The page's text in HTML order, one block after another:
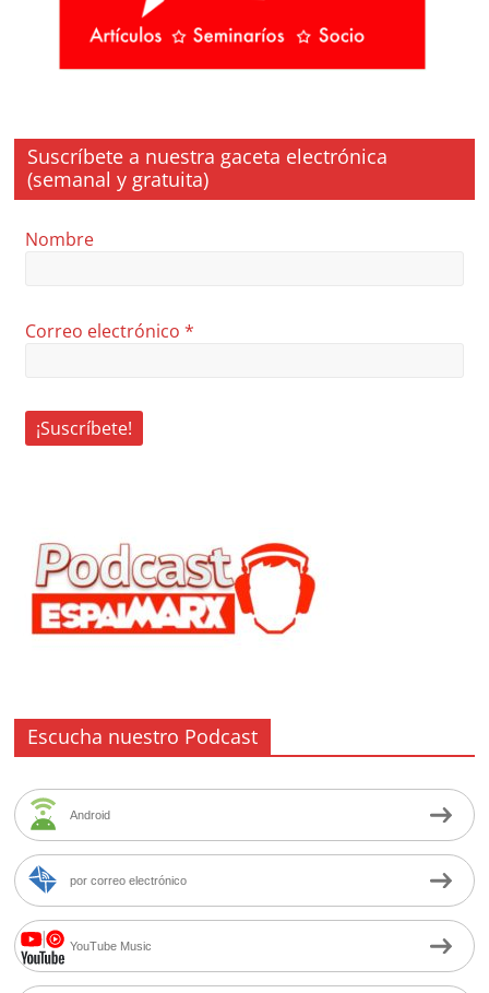
Suscríbete a nuestra gaceta electrónica
(semanal y gratuita)
Nombre
Correo electrónico*
Escucha nuestro Podcast
Android
por correo electrónico
YouTube Music